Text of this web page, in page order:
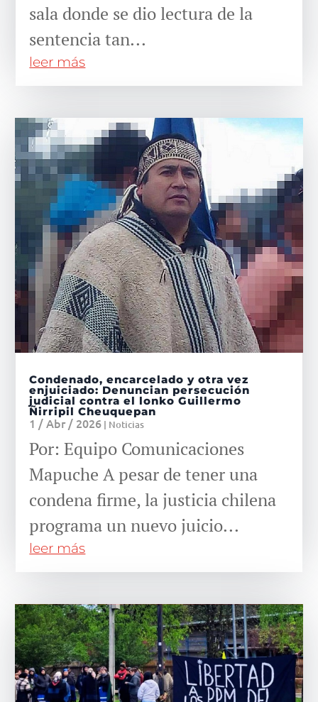
sala donde se dio lectura de la
sentencia tan...
leer más
Condenado, encarcelado y otra vez
enjuiciado: Denuncian persecución
judicial contra el lonko Guillermo
Ñirripil Cheuquepan
1 / Abr / 2026 | Noticias
Por: Equipo Comunicaciones
Mapuche A pesar de tener una
condena firme, la justicia chilena
programa un nuevo juicio...
leer más